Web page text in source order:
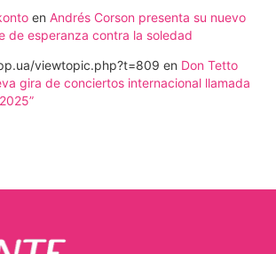
en Andrés Corson presenta su nuevo
de esperanza contra la soledad
viewtopic.php?t=809 en Don Tetto
gira de conciertos internacional llamada